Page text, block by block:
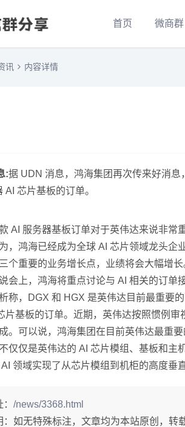
首页 微商群
讯 内容详情
:据 UDN 消息，鸿海集团再次传来好消
AI 芯片基板的订单。
AI 服务器基板订单对于英伟达来说非常
，鸿海已经成为全球 AI 芯片领域龙头
个重要的业务增长点，业绩将会大幅增长
会上，鸿海将重点讨论与 AI 相关的订单
称，DGX 和 HGX 是英伟达目前最重要
片基板的订单。近期，英伟达按照惯例
。可以说，鸿海集团在目前英伟达最重
仅仅是英伟达的 AI 芯片模组、基板和
领域实现了从芯片模组到机柜的高度垂
/news/3368.html
如无特殊标注，文章均为本站原创，转